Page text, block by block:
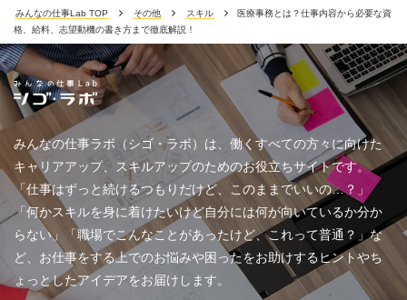
みんなの仕事Lab TOP その他 スキル
医療事務とは？仕事内容から必要な資
格、給料、志望動機の書き方まで徹底解説！
みんなの仕事ラボ（シゴ・ラボ）は、働くすべての方々に向けた
キャリアアップ、スキルアップのためのお役立ちサイトです。
「仕事はずっと続けるつもりだけど、このままでいいの…？」
「何かスキルを身に着けたいけど自分には何が向いているか分か
らない」「職場でこんなことがあったけど、これって普通？」な
ど、お仕事をする上でのお悩みや困ったをお助けするヒントやち
ょっとしたアイデアをお届けします。